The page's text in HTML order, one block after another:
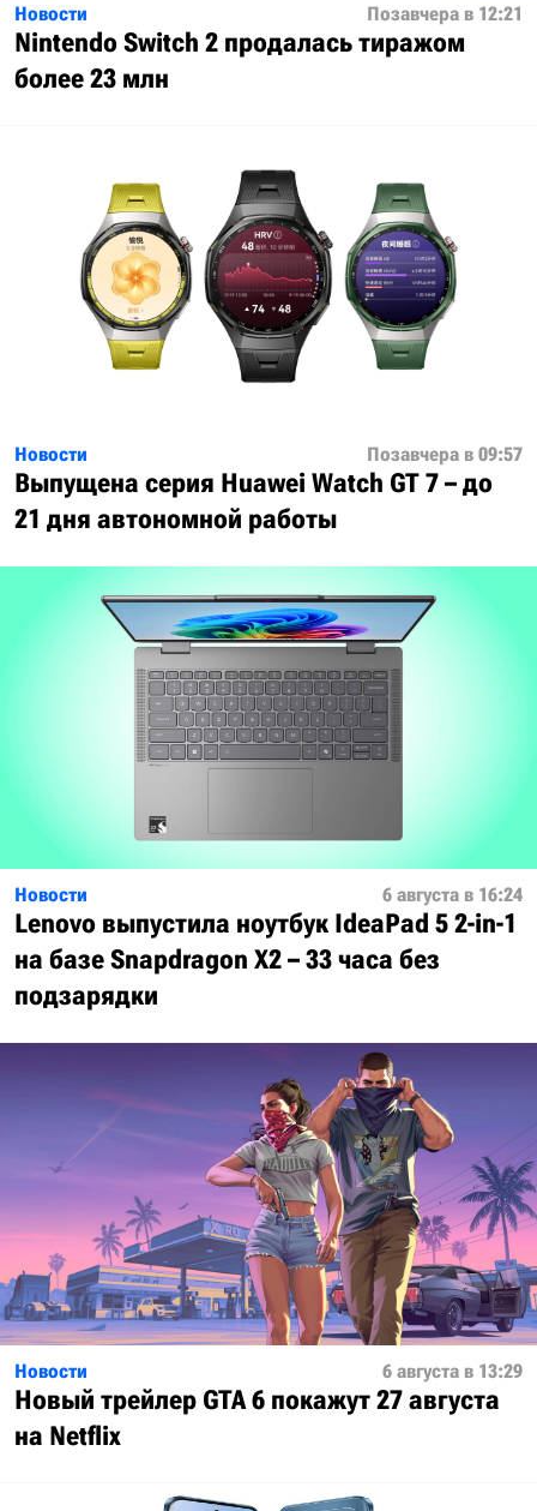
Новости Позавчера в 12:21
Nintendo Switch 2 продалась тиражом
более 23 млн
Новости Позавчера в 09:57
Выпущена серия Huawei Watch GT 7 – до
21 дня автономной работы
Новости 6 августа в 16:24
Lenovo выпустила ноутбук IdeaPad 5 2-in-1
на базе Snapdragon X2 – 33 часа без
подзарядки
Новости 6 августа в 13:29
Новый трейлер GTA 6 покажут 27 августа
на Netflix